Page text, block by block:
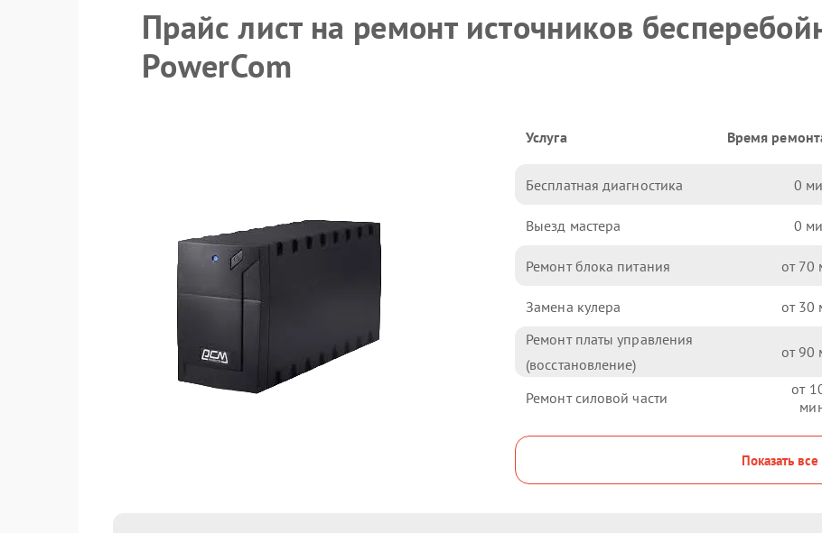
Прайс лист на ремонт источников
PowerCom
Услуга Время
Бесплатная диагностика 0
Выезд мастера 0
Ремонт блока питания 70
Замена кулера 30
Ремонт платы управления
(восстановление)
90
Ремонт силовой части
Показать все